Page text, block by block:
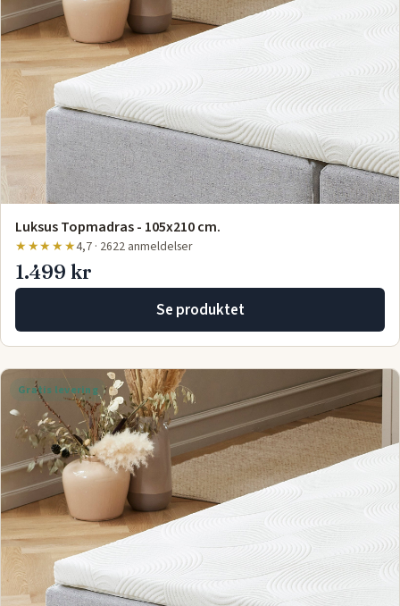
Luksus Topmadras - 105x210 cm.
★★★★★4,7 · 2622 anmeldelser
1.499 kr
Se produktet
Gratis levering